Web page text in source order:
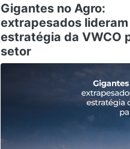
Gigantes no Agro:
extrapesados lideram
estratégia da VWCO
setor